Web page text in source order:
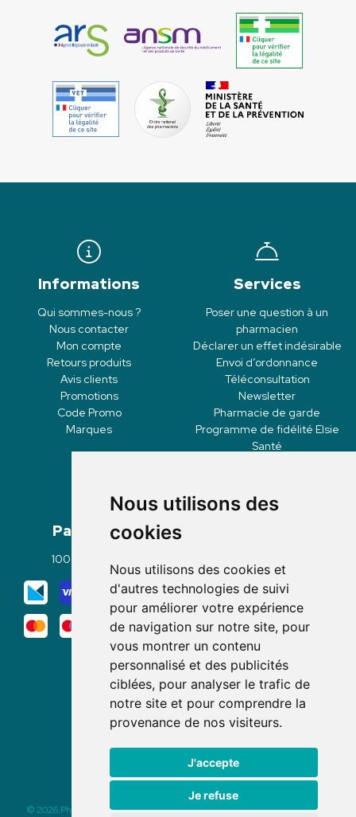
Nous utilisons des
cookies
Nous utilisons des cookies et
d'autres technologies de suivi
pour améliorer votre expérience
de navigation sur notre site, pour
vous montrer un contenu
personnalisé et des publicités
ciblées, pour analyser le trafic de
notre site et pour comprendre la
provenance de nos visiteurs.
J'accepte
Je refuse
Informations
Qui sommes-nous ?
Nous contacter
Mon compte
Retours produits
Avis clients
Promotions
Code Promo
Marques
Services
Poser une question à un
pharmacien
Déclarer un effet indésirable
Envoi d’ordonnance
Téléconsultation
Newsletter
Pharmacie de garde
Programme de fidélité Elsie
Santé
Paiement
100% sécurisé
Mode de livraison
Nous suivre
© 2026 Pharmacie des Rochettes | Tous droits réservés | Apotekisto